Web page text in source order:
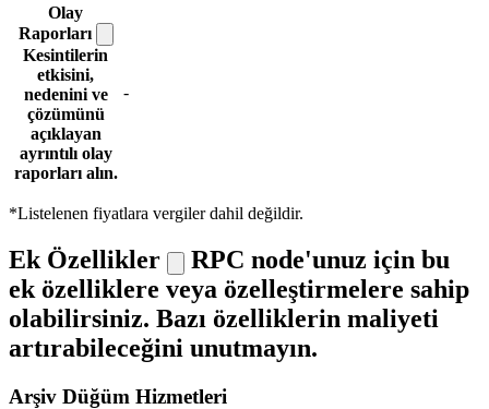
Olay
Raporları
Kesintilerin
etkisini,
nedenini ve
çözümünü
açıklayan
ayrıntılı olay
raporları alın.
-
*Listelenen fiyatlara vergiler dahil değildir.
Ek Özellikler
RPC node'unuz için bu
ek özelliklere veya özelleştirmelere sahip
olabilirsiniz. Bazı özelliklerin maliyeti
artırabileceğini unutmayın.
Arşiv Düğüm Hizmetleri